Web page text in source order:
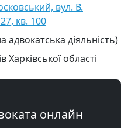
вул. В.
кв. 100
адвокатська діяльність)
Харківської області
онлайн